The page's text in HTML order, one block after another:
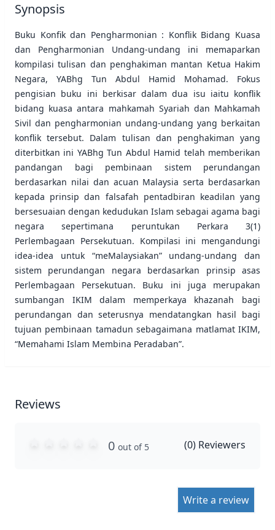
Synopsis
Buku Konfik dan Pengharmonian : Konflik Bidang Kuasa
dan Pengharmonian Undang-undang ini memaparkan
kompilasi tulisan dan penghakiman mantan Ketua Hakim
Negara, YABhg Tun Abdul Hamid Mohamad. Fokus
pengisian buku ini berkisar dalam dua isu iaitu konflik
bidang kuasa antara mahkamah Syariah dan Mahkamah
Sivil dan pengharmonian undang-undang yang berkaitan
konflik tersebut. Dalam tulisan dan penghakiman yang
diterbitkan ini YABhg Tun Abdul Hamid telah memberikan
pandangan bagi pembinaan sistem perundangan
berdasarkan nilai dan acuan Malaysia serta berdasarkan
kepada prinsip dan falsafah pentadbiran keadilan yang
bersesuaian dengan kedudukan Islam sebagai agama bagi
negara sepertimana peruntukan Perkara 3(1)
Perlembagaan Persekutuan. Kompilasi ini mengandungi
idea-idea untuk “meMalaysiakan” undang-undang dan
sistem perundangan negara berdasarkan prinsip asas
Perlembagaan Persekutuan. Buku ini juga merupakan
sumbangan IKIM dalam memperkaya khazanah bagi
perundangan dan seterusnya mendatangkan hasil bagi
tujuan pembinaan tamadun sebagaimana matlamat IKIM,
“Memahami Islam Membina Peradaban”.
Reviews
0 out of 5 (0) Reviewers
Write a review